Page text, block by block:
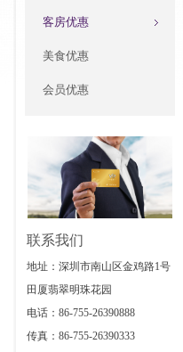
客房优惠
美食优惠
会员优惠
联系我们
地址：深圳市南山区金鸡路1号
田厦翡翠明珠花园
电话：86-755-26390888
传真：86-755-26390333